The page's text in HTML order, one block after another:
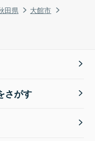
田県
大館市
さがす